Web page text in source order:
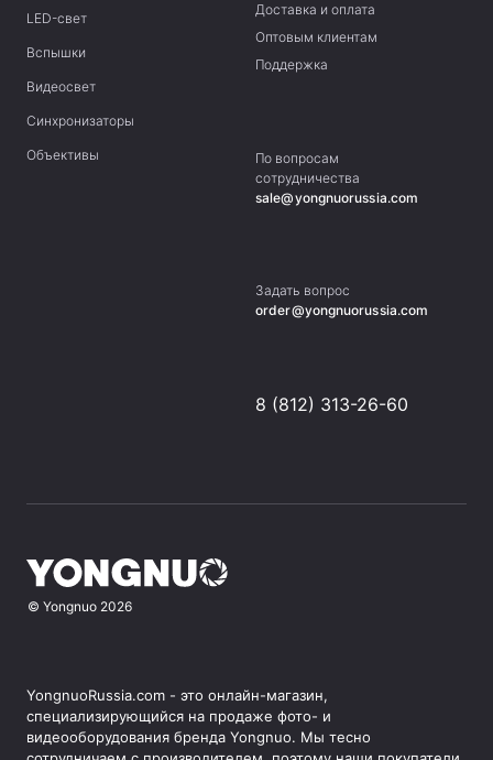
LED-свет
Вспышки
Видеосвет
Синхронизаторы
Объективы
Доставка и оплата
Оптовым клиентам
Поддержка
По вопросам
сотрудничества
sale@yongnuorussia.com
Задать вопрос
order@yongnuorussia.com
8 (812) 313-26-60
© Yongnuo 2026
YongnuoRussia.com - это онлайн-магазин,
специализирующийся на продаже фото- и
видеооборудования бренда Yongnuo. Мы тесно